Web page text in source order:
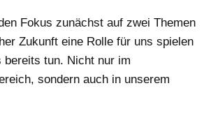
Fokus zunächst auf zwei Themen
Zukunft eine Rolle für uns spielen
bereits tun. Nicht nur im
sondern auch in unserem